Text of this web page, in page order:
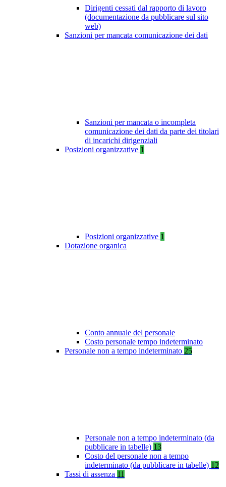
Dirigenti cessati dal rapporto di lavoro
(documentazione da pubblicare sul sito
web)
Sanzioni per mancata comunicazione dei dati
Sanzioni per mancata o incompleta
comunicazione dei dati da parte dei titolari
di incarichi dirigenziali
Posizioni organizzative 1
Posizioni organizzative 1
Dotazione organica
Conto annuale del personale
Costo personale tempo indeterminato
Personale non a tempo indeterminato 25
Personale non a tempo indeterminato (da
pubblicare in tabelle) 13
Costo del personale non a tempo
indeterminato (da pubblicare in tabelle) 12
Tassi di assenza 11